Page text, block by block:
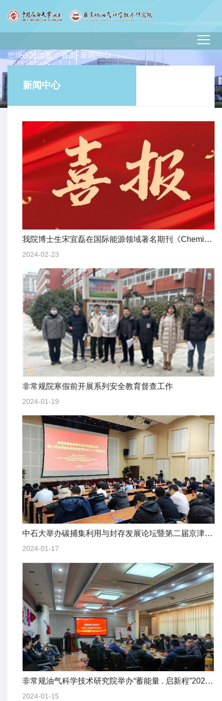
您现在的位置：首页- 新闻中心
新闻中心
我院博士生宋宜磊在国际能源领域著名期刊《Chemical Engineering Journal》和《Energy》发表论文
2024-02-23
非常规院寒假前开展系列安全教育督查工作
2024-01-19
中石大举办碳捕集利用与封存发展论坛暨第二届京津冀及典型地区和行业CCUS发展论坛
2024-01-17
非常规油气科学技术研究院举办“蓄能量 . 启新程”2024年元旦茶话会
2024-01-15